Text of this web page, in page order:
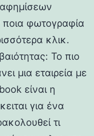
ποια φωτογραφία
κλικ.
Το πιο
μια εταιρεία με
είναι η
για ένα
τι